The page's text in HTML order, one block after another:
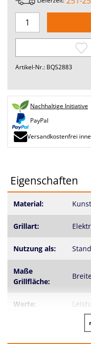
Artikel-Nr.: BQS2883
Nachhaltige Initiative
PayPal
Versandkostenfrei
Eigenschaften
Material:
Grillart:
Nutzung als:
Maße
Grillfläche:
Werte:
2,9 kg